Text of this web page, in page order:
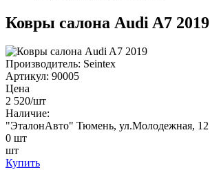
Ковры салона Audi A7 2019
Производитель: Seintex
Артикул: 90005
Цена
2 520/шт
Наличие:
"ЭталонАвто" Тюмень, ул.Молодежная, 12
0 шт
шт
Купить